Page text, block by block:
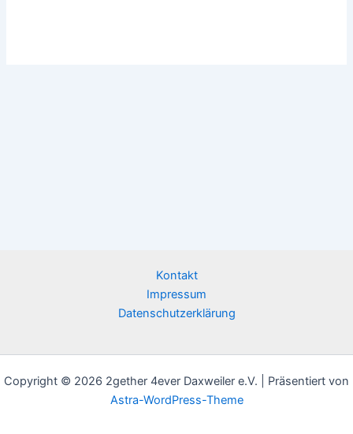
Kontakt
Impressum
Datenschutzerklärung
Copyright © 2026 2gether 4ever Daxweiler e.V. | Präsentiert von
Astra-WordPress-Theme